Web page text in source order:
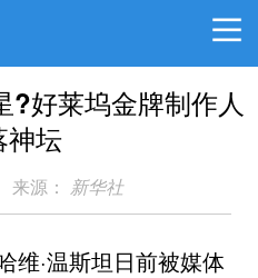
?好莱坞金牌制作人
神坛
来源： 新华社
·温斯坦日前被媒体